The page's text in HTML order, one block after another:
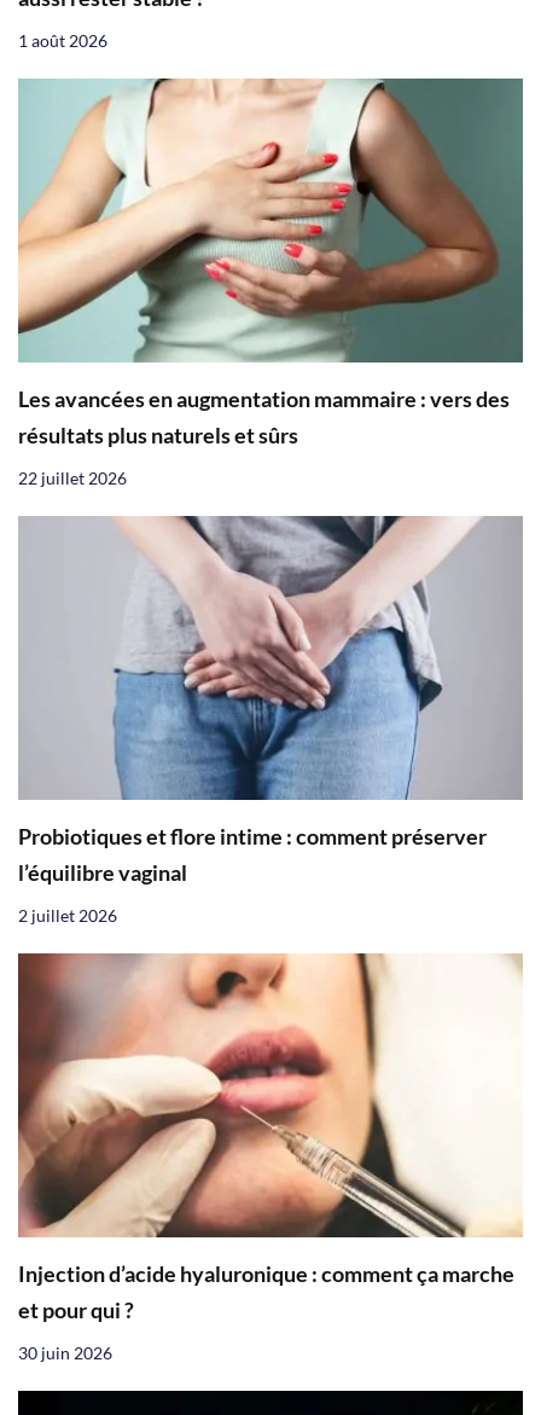
1 août 2026
Les avancées en augmentation mammaire : vers des
résultats plus naturels et sûrs
22 juillet 2026
Probiotiques et flore intime : comment préserver
l’équilibre vaginal
2 juillet 2026
Injection d’acide hyaluronique : comment ça marche
et pour qui ?
30 juin 2026